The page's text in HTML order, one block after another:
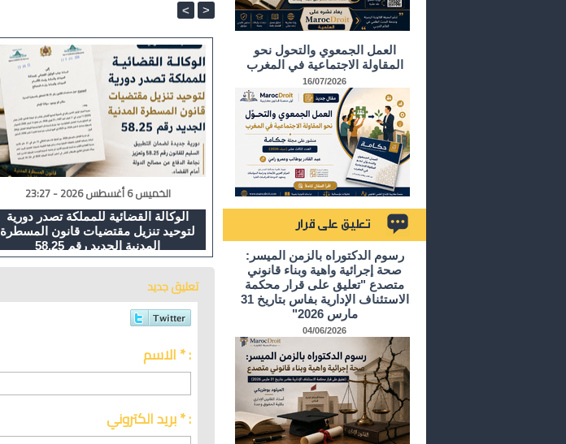
< >
الخميس 6 أغسطس 2026 - 23:27
الوكالة القضائية للمملكة تصدر دورية
لتوحيد تنزيل مقتضيات قانون المسطرة
المدنية الجديد رقم 58.25
تعليق جديد
الاسم * :
بريد الكتروني * :
العمل الجمعوي والتحول نحو
المقاولة الاجتماعية في المغرب
16/07/2026
رسوم الدكتوراه بالزمن الميسر:
صحة إجرائية واهية وبناء قانوني
متصدع "تعليق على قرار محكمة
الاستئناف الإدارية بفاس بتاريخ 31
مارس 2026"
04/06/2026